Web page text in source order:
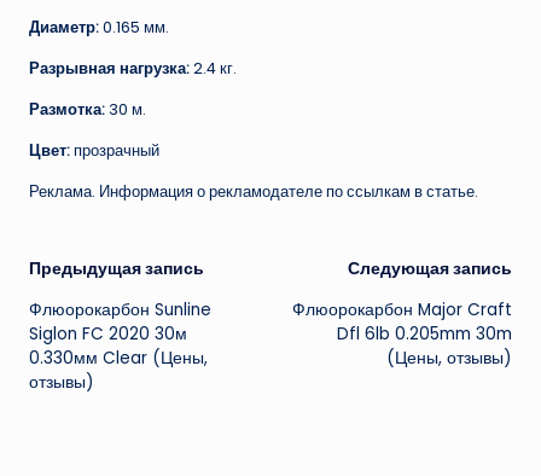
Диаметр:0.165 мм.
Разрывная нагрузка:2.4 кг.
Размотка: 30 м.
Цвет:прозрачный
Реклама. Информация о рекламодателе по ссылкам в статье.
Навигация
записи
Предыдущая запись
Флюорокарбон Sunline
Siglon FC 2020 30м
0.330мм Clear (Цены,
отзывы)
Следующая запись
Флюорокарбон Major Craft
Dfl 6lb 0.205mm 30m
(Цены, отзывы)